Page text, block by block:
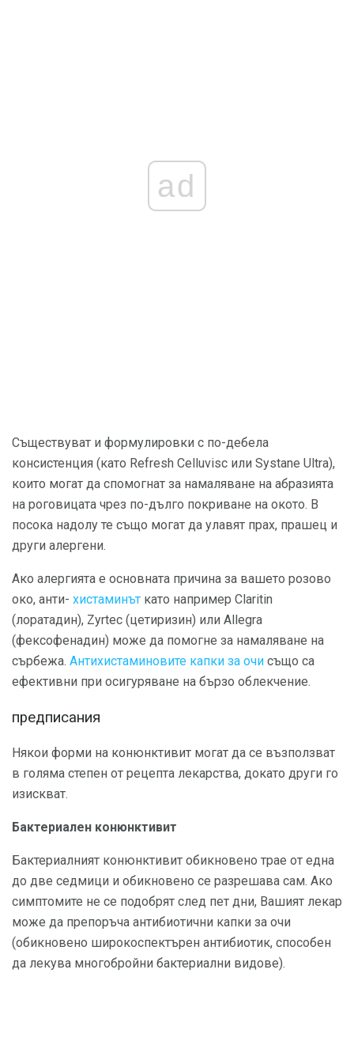
ad
Съществуват и формулировки с по-дебела
консистенция (като Refresh Celluvisc или Systane Ultra),
които могат да спомогнат за намаляване на абразията
на роговицата чрез по-дълго покриване на окото. В
посока надолу те също могат да улавят прах, прашец и
други алергени.
Ако алергията е основната причина за вашето розово
око, анти- хистаминът като например Claritin
(лоратадин), Zyrtec (цетиризин) или Allegra
(фексофенадин) може да помогне за намаляване на
сърбежа. Антихистаминовите капки за очи също са
ефективни при осигуряване на бързо облекчение.
предписания
Някои форми на конюнктивит могат да се възползват
в голяма степен от рецепта лекарства, докато други го
изискват.
Бактериален конюнктивит
Бактериалният конюнктивит обикновено трае от една
до две седмици и обикновено се разрешава сам. Ако
симптомите не се подобрят след пет дни, Вашият лекар
може да препоръча антибиотични капки за очи
(обикновено широкоспектърен антибиотик, способен
да лекува многобройни бактериални видове).